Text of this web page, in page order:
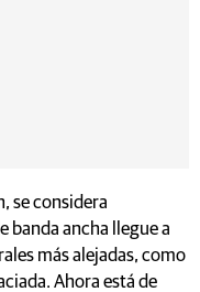
se considera
banda ancha llegue a
más alejadas, como
Ahora está de